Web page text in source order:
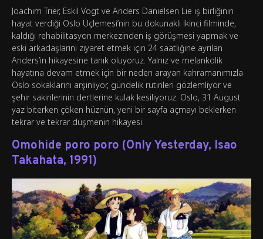
Joachim Trier, Eskil Vogt ve Anders Danielsen Lie iş birliğinin
hayat verdiği Oslo Üçlemesi’nin bu dokunaklı ikinci filminde,
kaldığı rehabilitasyon merkezinden iş görüşmesi yapmak ve
eski arkadaşlarını ziyaret etmek için 24 saatliğine ayrılan
Anders’in hikayesine tanık oluyoruz. Yalnız ve melankolik
hayatına devam etmek için bir neden arayan kahramanımızla
Oslo sokaklarını arşınlıyor, gündelik rutinleri gözlemliyor ve
şehir sakinlerinin dertlerine kulak kesiliyoruz. Oslo, 31 August
yaz biterken çöken hüznün, yeni bir sayfa açmayı beklerken
tekrar ve tekrar düşmenin hikayesi.
Omohide poro poro (Only Yesterday, Isao
Takahata, 1991)